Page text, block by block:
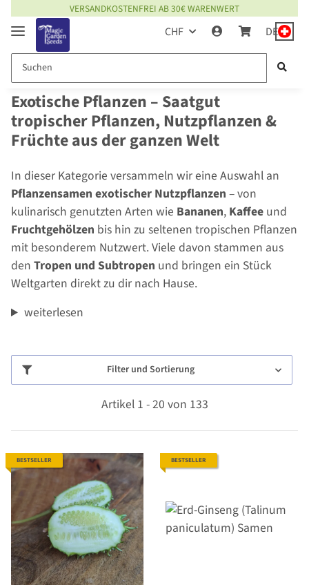
VERSANDKOSTENFREI AB 30€ WARENWERT
CHF DE
Exotische Pflanzen – Saatgut
tropischer Pflanzen, Nutzpflanzen &
Früchte aus der ganzen Welt
In dieser Kategorie versammeln wir eine Auswahl an
Pflanzensamen exotischer Nutzpflanzen – von
kulinarisch genutzten Arten wie Bananen, Kaffee und
Fruchtgehölzen bis hin zu seltenen tropischen Pflanzen
mit besonderem Nutzwert. Viele davon stammen aus
den Tropen und Subtropen und bringen ein Stück
Weltgarten direkt zu dir nach Hause.
weiterlesen
Filter und Sortierung
Artikel 1 - 20 von 133
BESTSELLER BESTSELLER